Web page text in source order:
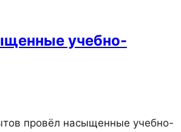
учебно-
провёл насыщенные учебно-